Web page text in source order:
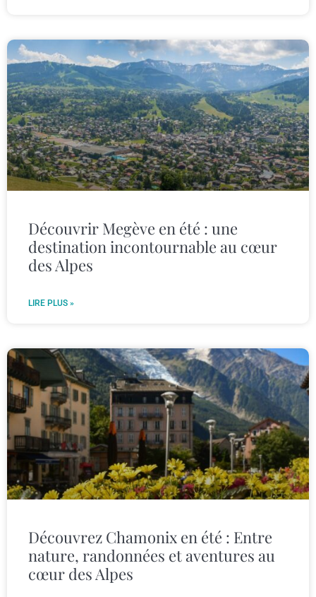
Découvrir Megève en été : une
destination incontournable au cœur
des Alpes
LIRE PLUS »
Découvrez Chamonix en été : Entre
nature, randonnées et aventures au
cœur des Alpes